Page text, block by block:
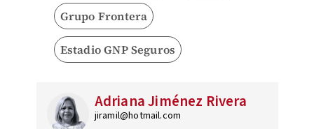
Grupo Frontera
Estadio GNP Seguros
Adriana Jiménez Rivera
jiramil@hotmail.com